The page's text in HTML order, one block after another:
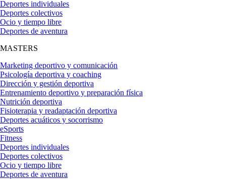
Deportes individuales
Deportes colectivos
Ocio y tiempo libre
Deportes de aventura
MASTERS
Marketing deportivo y comunicación
Psicología deportiva y coaching
Dirección y gestión deportiva
Entrenamiento deportivo y preparación física
Nutrición deportiva
Fisioterapia y readaptación deportiva
Deportes acuáticos y socorrismo
eSports
Fitness
Deportes individuales
Deportes colectivos
Ocio y tiempo libre
Deportes de aventura